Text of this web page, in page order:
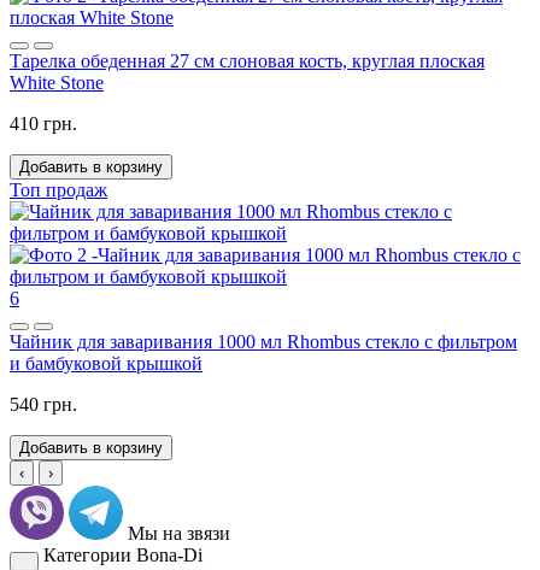
Тарелка обеденная 27 см слоновая кость, круглая плоская
White Stone
410 грн.
Добавить в корзину
Топ продаж
6
Чайник для заваривания 1000 мл Rhombus стекло с фильтром
и бамбуковой крышкой
540 грн.
Добавить в корзину
‹
›
Мы на звязи
Категории Bona-Di